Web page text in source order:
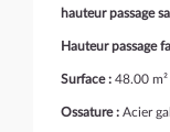
hauteur passage
Hauteur passage
Surface : 48.00 m²
Ossature : Acier